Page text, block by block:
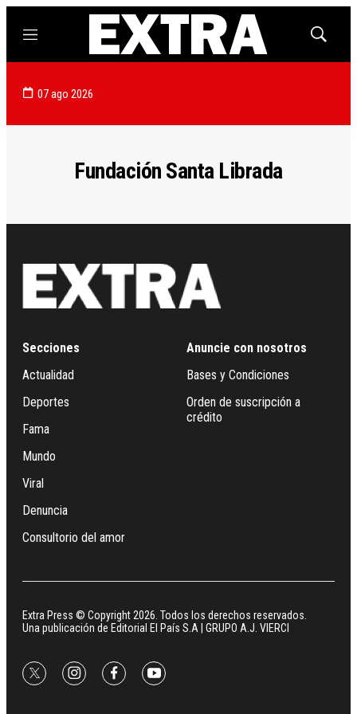
Menú
Mostrar
07 ago 2026
Fundación Santa Librada
Secciones
Actualidad
Deportes
Fama
Mundo
Viral
Denuncia
Consultorio del amor
Anuncie con nosotros
Bases y Condiciones
Orden de suscripción a
crédito
Extra Press © Copyright 2026. Todos los derechos reservados.
Una publicación de Editorial El País S.A | GRUPO A.J. VIERCI
twitterinstagramfacebookyoutube